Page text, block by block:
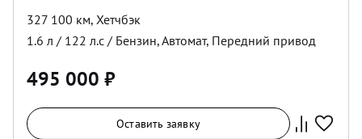
327 100 км, Хетчбэк
1.6 л / 122 л.с / Бензин,Автомат, Передний привод
495 000 ₽
Оставить заявку